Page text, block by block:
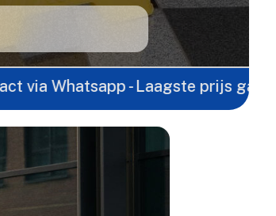
- Laagste prijs garantie -